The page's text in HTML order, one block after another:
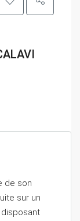
de son
sur un